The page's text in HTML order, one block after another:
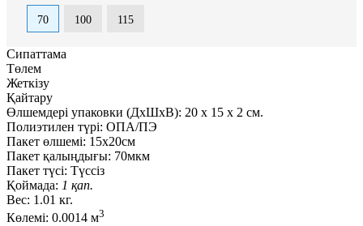
70 100 115
Сипаттама
Төлем
Жеткізу
Қайтару
Өлшемдері упаковки (ДxШxВ): 20 x 15 x 2 см.
Полиэтилен түрі: ОПА/ПЭ
Пакет өлшемі: 15x20см
Пакет қалыңдығы: 70мкм
Пакет түсі: Түссіз
Қоймада: 1 қап.
Вес: 1.01 кг.
Көлемі: 0.0014 м3